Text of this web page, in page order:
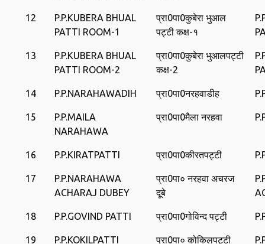
12
P.P.KUBERA BHUAL
PATTI ROOM-1
प्रा0पा0कुबेरा भुआल
पट्टी कक्ष-१
13
P.P.KUBERA BHUAL
PATTI ROOM-2
प्रा0पा0कुबेरा भुआलपट्टी
कक्ष-2
14 P.P.NARAHAWADIH प्रा0पा0नरहवाडीह
15
P.P.MAILA
NARAHAWA
प्रा0पा0मैला नरहवा
16 P.P.KIRATPATTI प्रा0पा0कीरतपट्टी
17
P.P.NARAHAWA
ACHARAJ DUBEY
प्रा0पा० नरहवा अचरज
दूबे
18 P.P.GOVIND PATTI प्रा0पा0गोविन्‍द पट्टी
19
P.P.KOKILPATTI
प्रा0पा० कोकिलपट्टी